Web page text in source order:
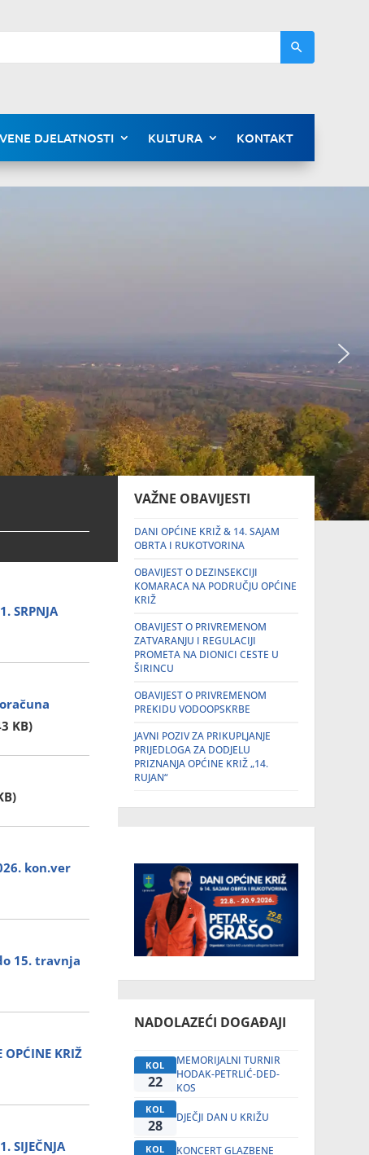
DJELATNOSTI KULTURA KONTAKT
SRPNJA
KB)
kon.ver
15. travnja
OPĆINE KRIŽ
SIJEČNJA
VAŽNE OBAVIJESTI
DANI OPĆINE KRIŽ & 14. SAJAM
OBRTA I RUKOTVORINA
OBAVIJEST O DEZINSEKCIJI
KOMARACA NA PODRUČJU OPĆINE
KRIŽ
OBAVIJEST O PRIVREMENOM
ZATVARANJU I REGULACIJI
PROMETA NA DIONICI CESTE U
ŠIRINCU
OBAVIJEST O PRIVREMENOM
PREKIDU VODOOPSKRBE
JAVNI POZIV ZA PRIKUPLJANJE
PRIJEDLOGA ZA DODJELU
PRIZNANJA OPĆINE KRIŽ „14.
RUJAN“
NADOLAZEĆI DOGAĐAJI
KOL
22
MEMORIJALNI TURNIR
HODAK-PETRLIĆ-DED-
KOS
KOL
28 DJEČJI DAN U KRIŽU
KOL
KONCERT GLAZBENE